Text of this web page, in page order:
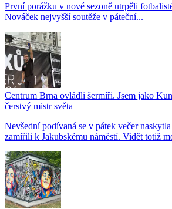
První porážku v nové sezoně utrpěli
Nováček nejvyšší soutěže v páteční...
Centrum Brna ovládli šermíři. Jsem jako
čerstvý mistr světa
Nevšední podívaná se v pátek večer
zamířili k Jakubskému náměstí. Vidět totiž